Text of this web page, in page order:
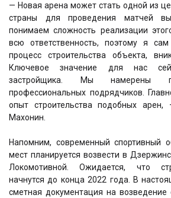
— Новая арена может стать одной из
страны для проведения матчей
понимаем сложность реализации
всю ответственность, поэтому я
процесс строительства объекта,
Ключевое значение для нас
застройщика. Мы намерены
профессиональных подрядчиков.
опыт строительства подобных
Махонин.
Напомним, современный спортивный
мест планируется возвести в
Локомотивной. Ожидается, что
начнутся до конца 2022 года. В
сметная документация на возведение